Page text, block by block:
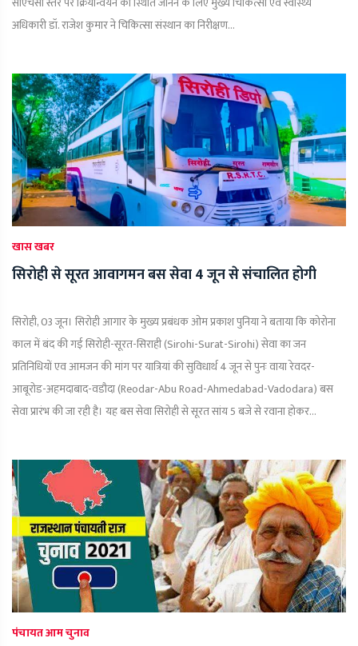
अधिकारी डॉ. राजेश कुमार ने चिकित्सा संस्थान का निरीक्षण...
खास खबर
सिरोही से सूरत आवागमन बस सेवा 4 जून से संचालित होगी
सिरोही, 03 जून। सिरोही आगार के मुख्य प्रबंधक ओम प्रकाश पुनिया ने बताया कि कोरोना
काल में बंद की गई सिरोही-सूरत-सिराही (Sirohi-Surat-Sirohi) सेवा का जन
प्रतिनिधियों एव आमजन की मांग पर यात्रियां की सुविधार्थ 4 जून से पुनः वाया रेवदर-
आबूरोड-अहमदाबाद-वडौदा (Reodar-Abu Road-Ahmedabad-Vadodara) बस
सेवा प्रारंभ की जा रही है। यह बस सेवा सिरोही से सूरत सांय 5 बजे से रवाना होकर...
पंचायत आम चुनाव